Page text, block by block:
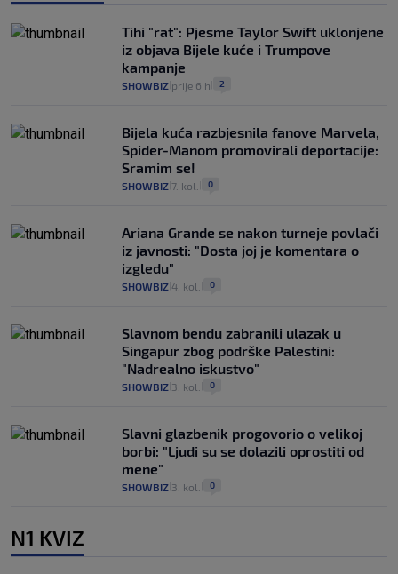
Tihi "rat": Pjesme Taylor Swift uklonjene
iz objava Bijele kuće i Trumpove
kampanje
SHOWBIZ prije 6 h 2
Bijela kuća razbjesnila fanove Marvela,
Spider-Manom promovirali deportacije:
Sramim se!
SHOWBIZ 7. kol. 0
Ariana Grande se nakon turneje povlači
iz javnosti: "Dosta joj je komentara o
izgledu"
SHOWBIZ 4. kol. 0
Slavnom bendu zabranili ulazak u
Singapur zbog podrške Palestini:
"Nadrealno iskustvo"
SHOWBIZ 3. kol. 0
Slavni glazbenik progovorio o velikoj
borbi: "Ljudi su se dolazili oprostiti od
mene"
SHOWBIZ 3. kol. 0
N1 KVIZ